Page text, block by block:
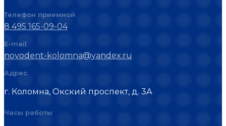
Телефон приемной
8 495 165-09-04
E-mail
novodent-kolomna@yandex.ru
Адрес
г. Коломна, Окский проспект, д. 3А
Часы работы